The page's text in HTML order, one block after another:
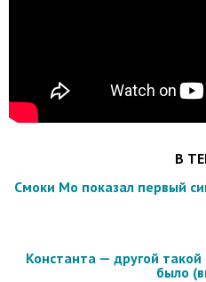
В
Смоки Мо показал первый
Константа — другой такой
было